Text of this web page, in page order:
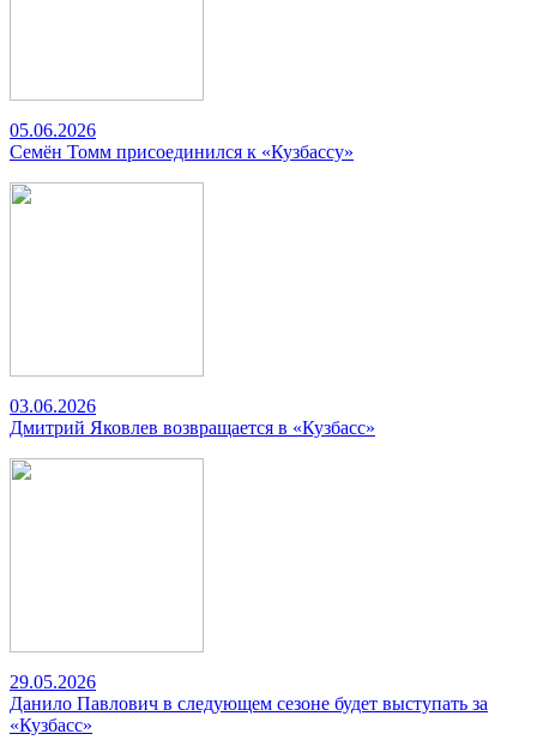
05.06.2026
Семён Томм присоединился к «Кузбассу»
03.06.2026
Дмитрий Яковлев возвращается в «Кузбасс»
29.05.2026
Данило Павлович в следующем сезоне будет выступать за
«Кузбасс»